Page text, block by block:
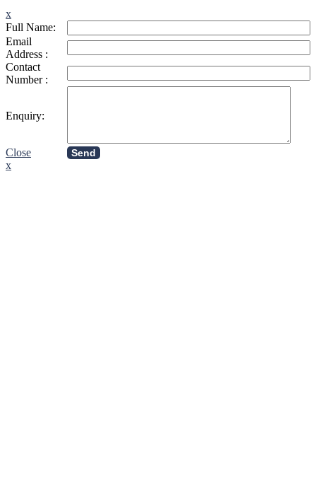
x
Full Name:
Email
Address :
Contact
Number :
Enquiry:
Close Send
x